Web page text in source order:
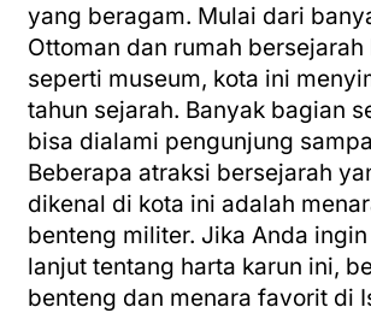
yang beragam. Mulai dari
Ottoman dan rumah
seperti museum, kota ini
tahun sejarah. Banyak bagian
bisa dialami pengunjung
Beberapa atraksi bersejarah
dikenal di kota ini adalah
benteng militer. Jika Anda
lanjut tentang harta karun ini,
benteng dan menara favorit di